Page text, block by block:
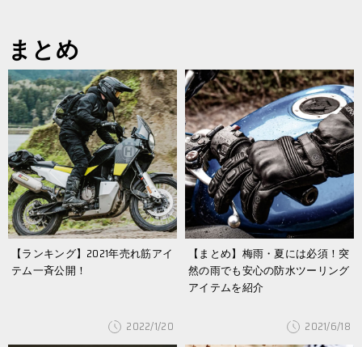
まとめ
【ランキング】2021年売れ筋アイ
テム一斉公開！
2022/1/20
【まとめ】梅雨・夏には必須！突
然の雨でも安心の防水ツーリング
アイテムを紹介
2021/6/18